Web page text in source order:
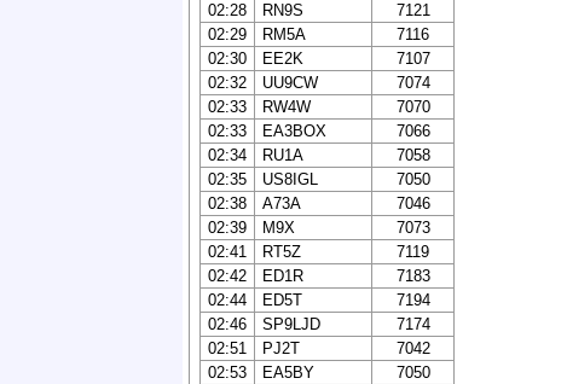
02:28
RN9S
7121
02:29
RM5A
7116
02:30
EE2K
7107
02:32
UU9CW
7074
02:33
RW4W
7070
02:33
EA3BOX
7066
02:34
RU1A
7058
02:35
US8IGL
7050
02:38
A73A
7046
02:39
M9X
7073
02:41
RT5Z
7119
02:42
ED1R
7183
02:44
ED5T
7194
02:46
SP9LJD
7174
02:51
PJ2T
7042
02:53
EA5BY
7050